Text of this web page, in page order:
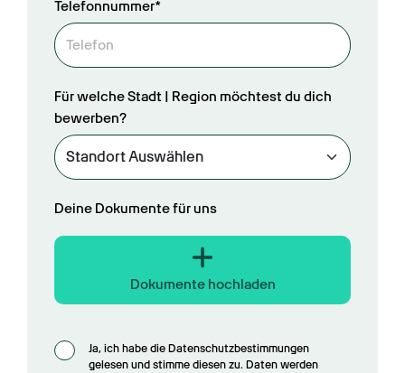
Telefonnummer*
Für welche Stadt | Region möchtest du dich
bewerben?
Deine Dokumente für uns
Dokumente hochladen
Ja, ich habe die Datenschutzbestimmungen
gelesen und stimme diesen zu. Daten werden